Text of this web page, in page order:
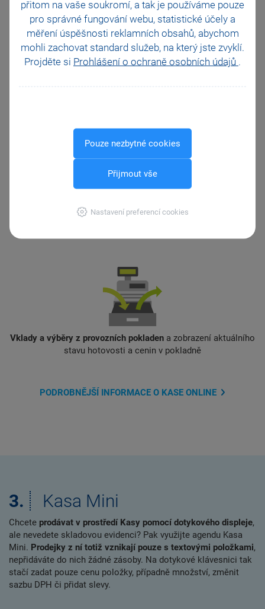
přitom na vaše soukromí, a tak je používáme pouze
pro správné fungování webu, statistické účely a
měření úspěšnosti reklamních obsahů, abychom
mohli zachovat standard služeb, na který jste zvyklí.
Projděte si Prohlášení o ochraně osobních údajů .
Pouze nezbytné cookies
Přijmout vše
Nastavení preferencí cookies
Odložení rozpracované prodejkypro obsloužení dalšího
„na zkoušku“, nepromítne se ve skladech ani účetnictví
Vklady a výběry z provozních pokladen a zobrazení aktuálního
stavu hotovosti a cenin v pokladně
PODROBNĚJŠÍ INFORMACE O KASE ONLINE
3. Kasa Mini
Chcete prodávat v prostředí Kasy pomocí dotykového displeje,
ale nevedete skladovou evidenci? Pak využijte agendu Kasa
Mini. Prodejky z ní totiž vznikají pouze s textovými položkami,
nepřidáváte do nich žádné zásoby. Na dotykové klávesnici tak
stačí zadat pouze cenu položky, případně množství, změnit
sazbu DPH či přidat slevy.